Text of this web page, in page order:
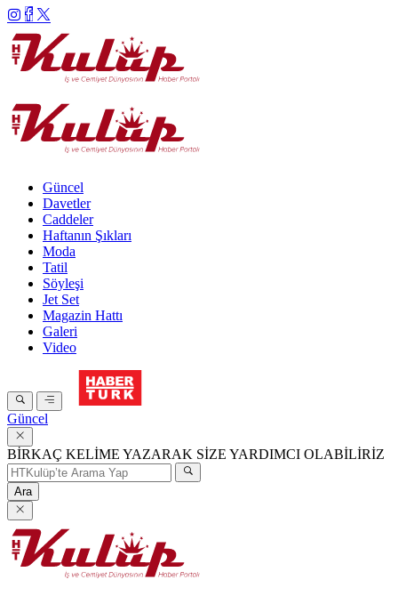
Güncel
Davetler
Caddeler
Haftanın Şıkları
Moda
Tatil
Söyleşi
Jet Set
Magazin Hattı
Galeri
Video
Güncel
BİRKAÇ KELİME YAZARAK SİZE YARDIMCI OLABİLİRİZ
Ara